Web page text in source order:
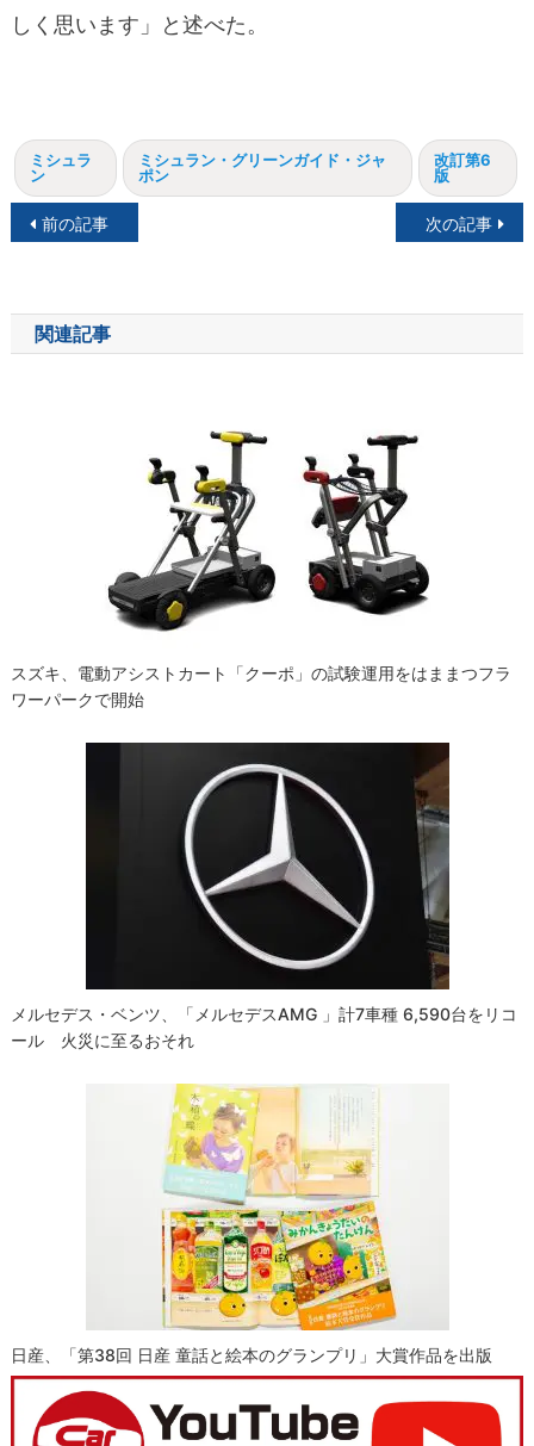
しく思います」と述べた。
ミシュラ
ン
ミシュラン・グリーンガイド・ジャ
ポン
改訂第6
版
投
ナ
ビ
前の記事 次の記事
関連記事
スズキ、電動アシストカート「クーポ」の試験運用をはままつフラ
ワーパークで開始
メルセデス・ベンツ、「メルセデスAMG 」計7車種 6,590台をリコ
ール 火災に至るおそれ
日産、「第38回 日産 童話と絵本のグランプリ」大賞作品を出版